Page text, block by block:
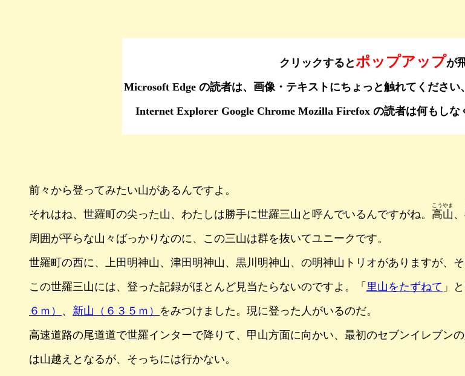
クリックするとポップアップが
Microsoft Edge の読者は、画像・テキストにちょっと触れてくださ
Internet Explorer Google Chrome Mozilla Firefox の読者は何もし
前々から登ってみたい山があるんですよ。
それはね、世羅町の尖った山、わたしは勝手に世羅三山と呼んでいるんですがね。 高山
こうやま
、
周囲が平らな山々ばっかりなのに、この三山は群を抜いてユニークです。
世羅町の西に、上田明神山、津田明神山、黒川明神山、の明神山トリオがありますが
この世羅三山には、登った記録がほとんど見当たらないのですよ。「 里山をたずねて 」
６ｍ） 、 新山（６３５ｍ） をみつけました。現に登った人がいるのだ。
高速道路の尾道道で世羅インターで降りて、甲山方面に向かい、最初のセブンイレブン
は山越えとなるが、そっちには行かない。